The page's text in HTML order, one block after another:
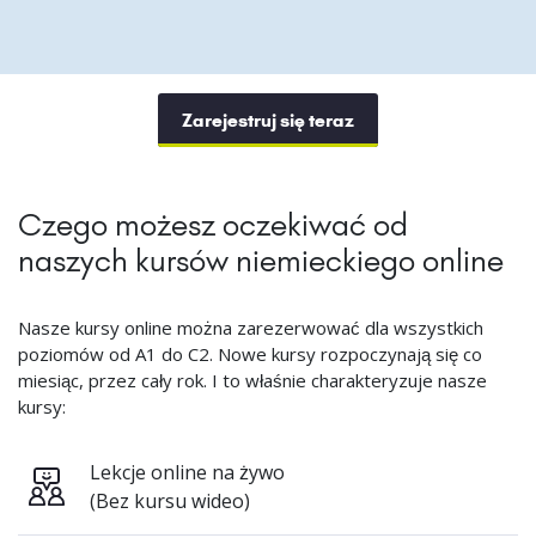
Zarejestruj się teraz
Czego możesz oczekiwać od
naszych kursów niemieckiego online
Nasze kursy online można zarezerwować dla wszystkich
poziomów od A1 do C2. Nowe kursy rozpoczynają się co
miesiąc, przez cały rok. I to właśnie charakteryzuje nasze
kursy:
Lekcje online na żywo
(Bez kursu wideo)